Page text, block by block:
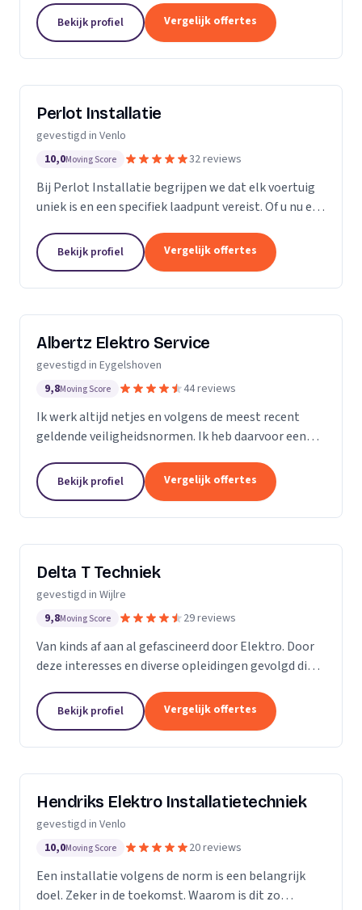
fabriek of woonhuis, waar we de basis leggen...
Bekijk profiel Vergelijk offertes
Perlot Installatie
gevestigd in Venlo
10,0Moving Score 32 reviews
Bij Perlot Installatie begrijpen we dat elk voertuig
uniek is en een specifiek laadpunt vereist. Of u nu een
Niro EV die met 1 fase kan worden...
Bekijk profiel Vergelijk offertes
Albertz Elektro Service
gevestigd in Eygelshoven
9,8Moving Score 44 reviews
Ik werk altijd netjes en volgens de meest recent
geldende veiligheidsnormen. Ik heb daarvoor een
Veiligheidsdiploma VCA . Daarnaast vind ik
vertrouwen...
Bekijk profiel Vergelijk offertes
Delta T Techniek
gevestigd in Wijlre
9,8Moving Score 29 reviews
Van kinds af aan al gefascineerd door Elektro. Door
deze interesses en diverse opleidingen gevolgd die
Technicus. Die met passie en enthousiasme voor...
Bekijk profiel Vergelijk offertes
Hendriks Elektro Installatietechniek
gevestigd in Venlo
10,0Moving Score 20 reviews
Een installatie volgens de norm is een belangrijk
doel. Zeker in de toekomst. Waarom is dit zo